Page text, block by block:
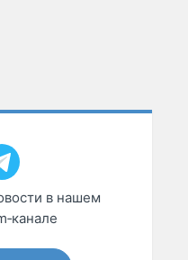
в нашем